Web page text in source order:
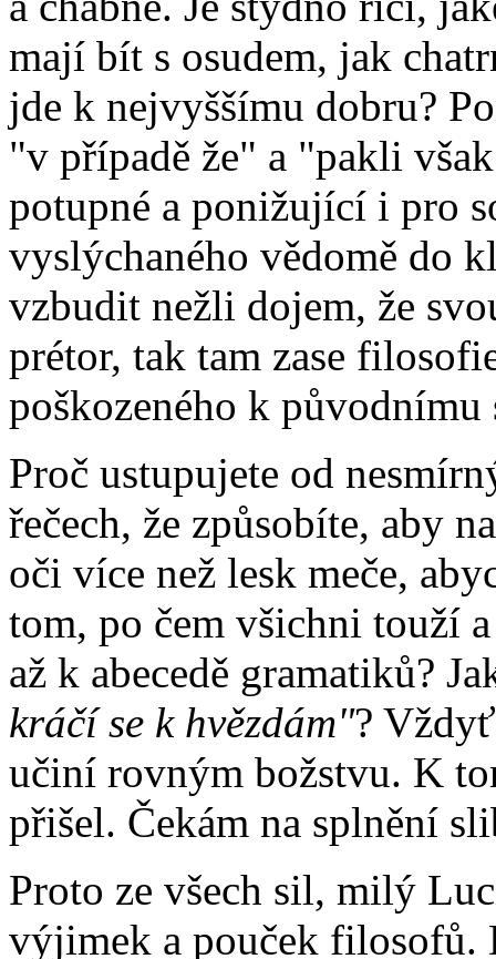
mají bít s osudem, jak
jde k nejvyššímu dobru?
"v případě že" a "pakli
potupné a ponižující i pro
vyslýchaného vědomě do
vzbudit nežli dojem, že
prétor, tak tam zase
poškozeného k původnímu
Proč ustupujete od
řečech, že způsobíte, aby
oči více než lesk meče,
tom, po čem všichni touží
až k abecedě gramatiků?
kráčí se k hvězdám"?
učiní rovným božstvu. K
přišel. Čekám na splnění
Proto ze všech sil, milý
výjimek a pouček filosofů.